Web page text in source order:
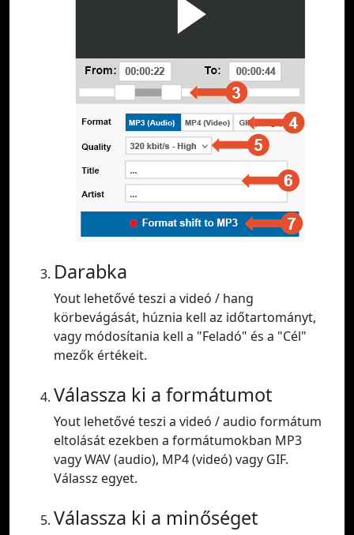
Darabka
Yout lehetővé teszi a videó / hang
körbevágását, húznia kell az időtartományt,
vagy módosítania kell a "Feladó" és a "Cél"
mezők értékeit.
Válassza ki a formátumot
Yout lehetővé teszi a videó / audio formátum
eltolását ezekben a formátumokban MP3
vagy WAV (audio), MP4 (videó) vagy GIF.
Válassz egyet.
Válassza ki a minőséget